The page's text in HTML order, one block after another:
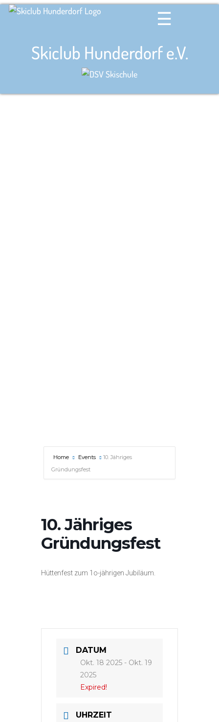
☰
Skiclub Hunderdorf e.V.
Home Events
10. Jähriges
Gründungsfest
10. Jähriges
Gründungsfest
Hüttenfest zum 1o-jährigen Jubiläum.
DATUM
Okt. 18 2025 - Okt. 19
2025
Expired!
UHRZEIT